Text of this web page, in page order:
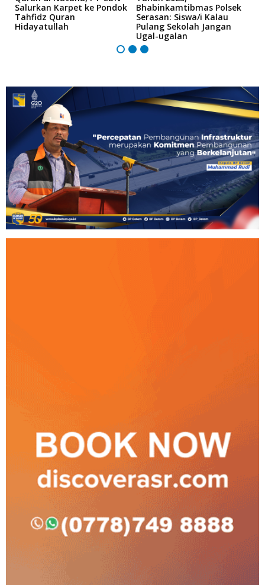
Salurkan Karpet ke Pondok
Tahfidz Quran
Hidayatullah
Bhabinkamtibmas Polsek
Serasan: Siswa/i Kalau
Pulang Sekolah Jangan
Ugal-ugalan